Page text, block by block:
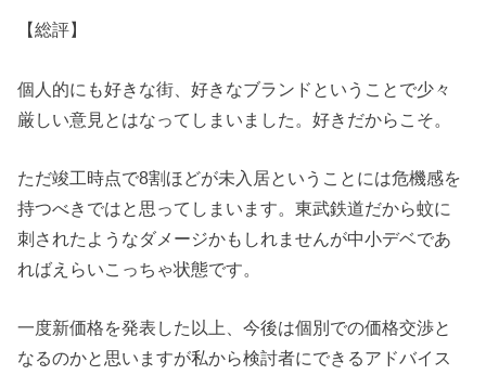
【総評】
個人的にも好きな街、好きなブランドということで少々
厳しい意見とはなってしまいました。好きだからこそ。
ただ竣工時点で8割ほどが未入居ということには危機感を
持つべきではと思ってしまいます。東武鉄道だから蚊に
刺されたようなダメージかもしれませんが中小デベであ
ればえらいこっちゃ状態です。
一度新価格を発表した以上、今後は個別での価格交渉と
なるのかと思いますが私から検討者にできるアドバイス